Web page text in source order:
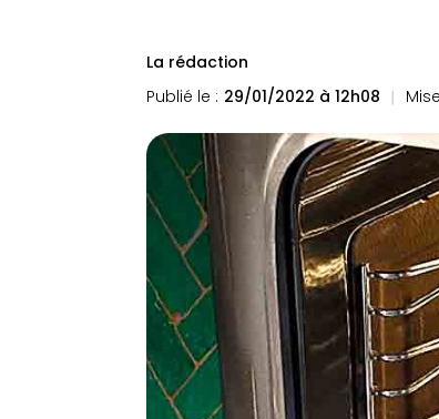
La rédaction
Publié le : 29/01/2022 à 12h08